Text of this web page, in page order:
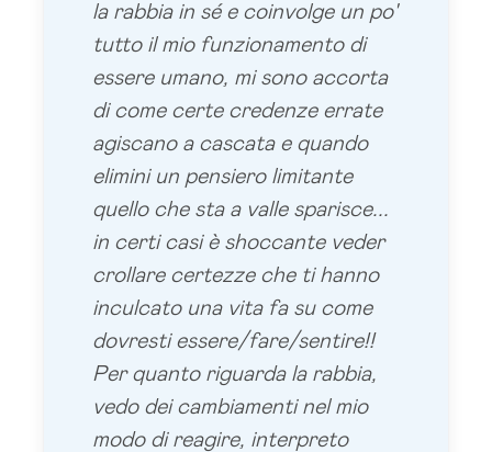
la rabbia in sé e coinvolge un po'
tutto il mio funzionamento di
essere umano, mi sono accorta
di come certe credenze errate
agiscano a cascata e quando
elimini un pensiero limitante
quello che sta a valle sparisce...
in certi casi è shoccante veder
crollare certezze che ti hanno
inculcato una vita fa su come
dovresti essere/fare/sentire!!
Per quanto riguarda la rabbia,
vedo dei cambiamenti nel mio
modo di reagire, interpreto